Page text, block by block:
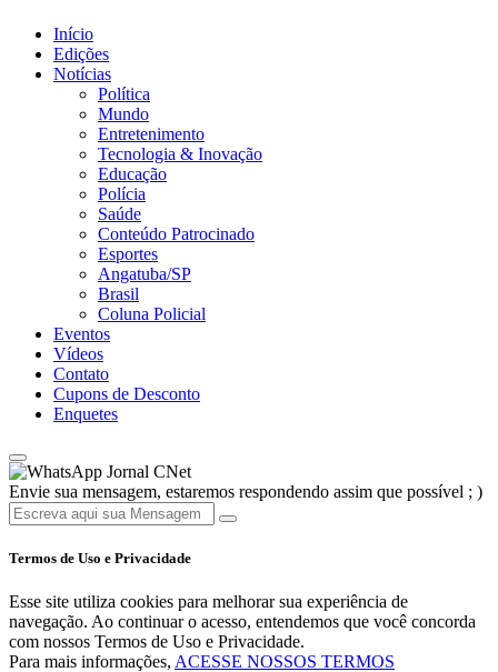
Início
Edições
Notícias
Política
Mundo
Entretenimento
Tecnologia & Inovação
Educação
Polícia
Saúde
Conteúdo Patrocinado
Esportes
Angatuba/SP
Brasil
Coluna Policial
Eventos
Vídeos
Contato
Cupons de Desconto
Enquetes
Jornal CNet
Envie sua mensagem, estaremos respondendo assim que possível ; )
Termos de Uso e Privacidade
Esse site utiliza cookies para melhorar sua experiência de
navegação. Ao continuar o acesso, entendemos que você concorda
com nossos Termos de Uso e Privacidade.
Para mais informações, ACESSE NOSSOS TERMOS